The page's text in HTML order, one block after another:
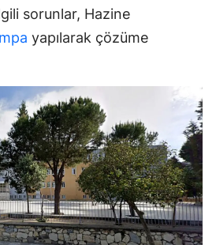
sorunlar, Hazine
yapılarak çözüme